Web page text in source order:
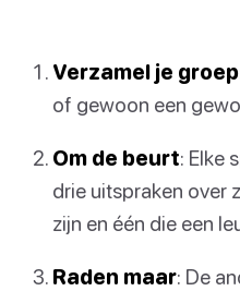
Verzamel je groep
of gewoon een
Om de beurt: Elke
drie uitspraken over
zijn en één die een
Raden maar: De